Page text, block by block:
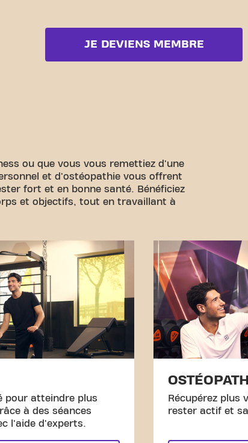
JE DEVIENS MEMBRE
ou que vous vous remettiez d'une
et d'ostéopathie vous offrent
fort et en bonne santé. Bénéficiez
et objectifs, tout en travaillant à
pour atteindre plus
à des séances
l'aide d'experts.
Récupérez plus
rester actif et